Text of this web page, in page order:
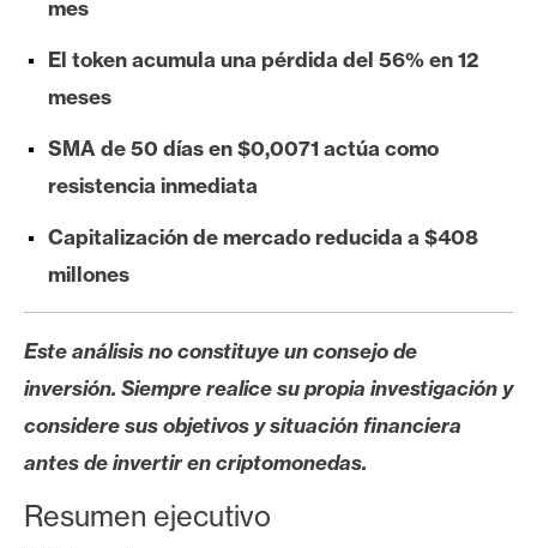
n
á
i
s
i
s
N
o
t
a
s
e
mes
El token acumula una pérdida del 56% en 12
meses
SMA de 50 días en $0,0071 actúa como
resistencia inmediata
Capitalización de mercado reducida a $408
millones
Este análisis no constituye un consejo de
inversión. Siempre realice su propia investigación y
considere sus objetivos y situación financiera
antes de invertir en criptomonedas.
Resumen ejecutivo